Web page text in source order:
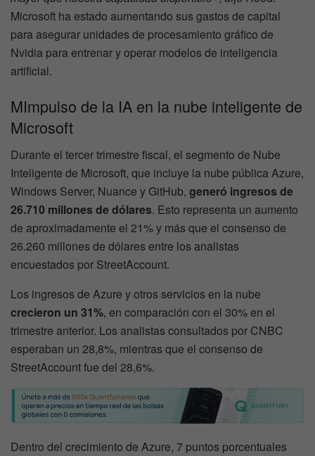
Microsoft ha estado aumentando sus gastos de capital
para asegurar unidades de procesamiento gráfico de
Nvidia para entrenar y operar modelos de inteligencia
artificial.
MImpulso de la IA en la nube inteligente de
Microsoft
Durante el tercer trimestre fiscal, el segmento de Nube
Inteligente de Microsoft, que incluye la nube pública Azure,
Windows Server, Nuance y GitHub, generó ingresos de
26.710 millones de dólares. Esto representa un aumento
de aproximadamente el 21% y más que el consenso de
26.260 millones de dólares entre los analistas
encuestados por StreetAccount.
Los ingresos de Azure y otros servicios en la nube
crecieron un 31%, en comparación con el 30% en el
trimestre anterior. Los analistas consultados por CNBC
esperaban un 28,8%, mientras que el consenso de
StreetAccount fue del 28,6%.
Dentro del crecimiento de Azure, 7 puntos porcentuales